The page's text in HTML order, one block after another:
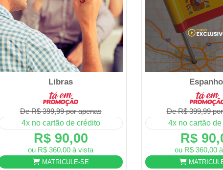
Libras
De R$ 399,99 por apenas
4x no cartão de crédito
R$ 90,00
ou R$ 360,00 à vista
MATRICULE-SE
Espanhol
De R$ 399,99
4x no cartão
R$
ou R$ 360,00